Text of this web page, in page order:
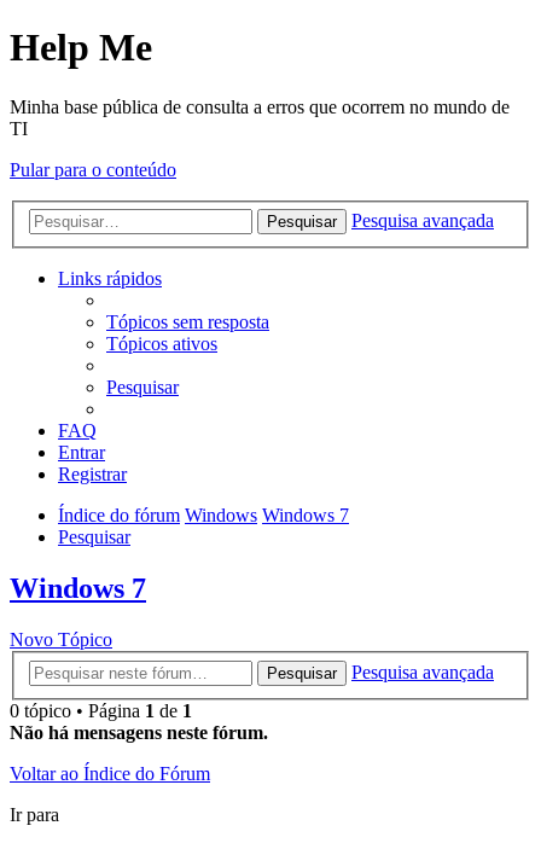
Help Me
Minha base pública de consulta a erros que ocorrem no mundo de
TI
Pular para o conteúdo
Pesquisar Pesquisa avançada
Links rápidos
Tópicos sem resposta
Tópicos ativos
Pesquisar
FAQ
Entrar
Registrar
Índice do fórum Windows Windows 7
Pesquisar
Windows 7
Novo Tópico
Pesquisar
Pesquisa avançada
0 tópico • Página 1 de 1
Não há mensagens neste fórum.
Voltar ao Índice do Fórum
Ir para